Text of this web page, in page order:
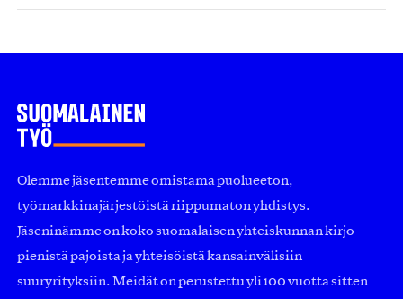
Olemme jäsentemme omistama puolueeton,
työmarkkinajärjestöistä riippumaton yhdistys.
Jäseninämme on koko suomalaisen yhteiskunnan kirjo
pienistä pajoista ja yhteisöistä kansainvälisiin
suuryrityksiin. Meidät on perustettu yli 100 vuotta sitten